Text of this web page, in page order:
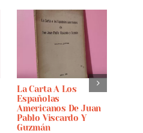
La Carta A Los
Españolas
Americanos De Juan
Pablo Viscardo Y
Guzmán